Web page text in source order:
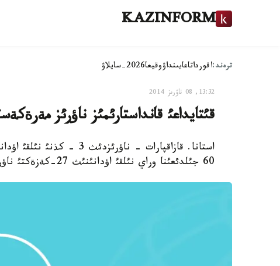
KAZINFORM
ترەند:اقورداتاعايىنداۋوقيعا2026-سايلاۋ
13:32, 08 ناۋرىز 2014
قئتايداعئ قانداستارئمئز ناؤرئز
استانا. قازاقپارات -
60 جئلدئعئنا وراي نئلقئ اؤدانئنئث 27-كةزةكتئ ناؤرئز مةرةكةسئ» اتتئ كونسةرت كةشئ ءوتتئ.